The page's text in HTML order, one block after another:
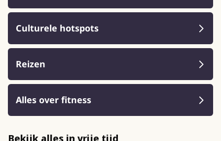
Culturele hotspots
Reizen
Alles over fitness
Bekijk alles in vrije tijd